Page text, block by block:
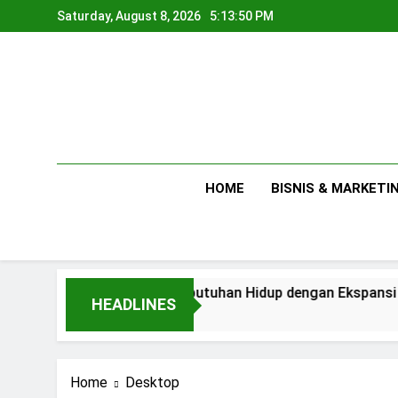
to
Saturday, August 8, 2026 5:13:50 PM
HOME BISNIS &
HEADLINES
Antara Kebutuhan Hidup dengan Ekspansi Usaha
Home Desktop